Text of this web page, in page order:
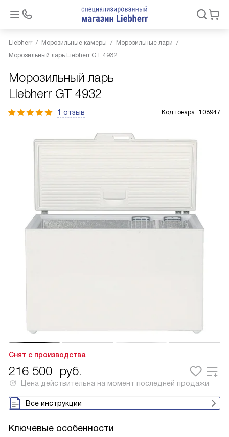
Liebherr Морозильные камеры
Морозильные лари
Морозильный ларь Liebherr GT 4932
Морозильный ларь
Liebherr GT 4932
1 отзыв Код товара: 108947
Снят с производства
216 500 руб.
Цена действительна на момент последней продажи
Все инструкции
Ключевые особенности